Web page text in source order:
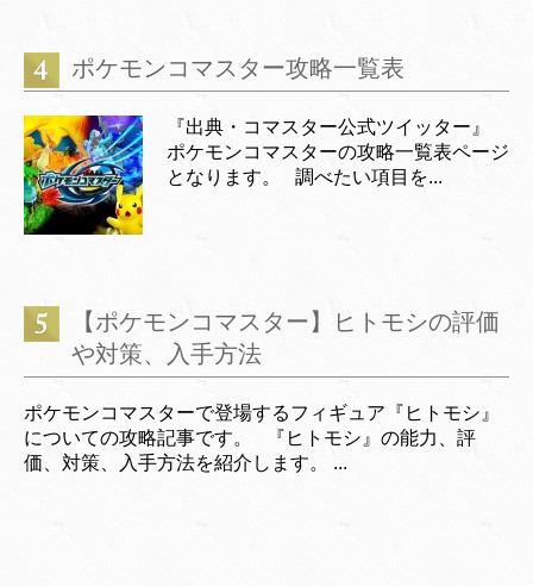
ポケモンコマスター攻略一覧表
『出典・コマスター公式ツイッター』
ポケモンコマスターの攻略一覧表ページ
となります。 調べたい項目を...
【ポケモンコマスター】ヒトモシの評価
や対策、入手方法
ポケモンコマスターで登場するフィギュア『ヒトモシ』
についての攻略記事です。 『ヒトモシ』の能力、評
価、対策、入手方法を紹介します。 ...